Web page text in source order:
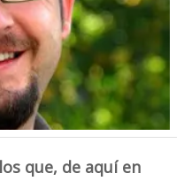
que, de aquí en